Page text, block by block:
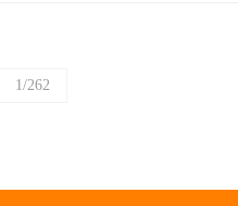
1/262